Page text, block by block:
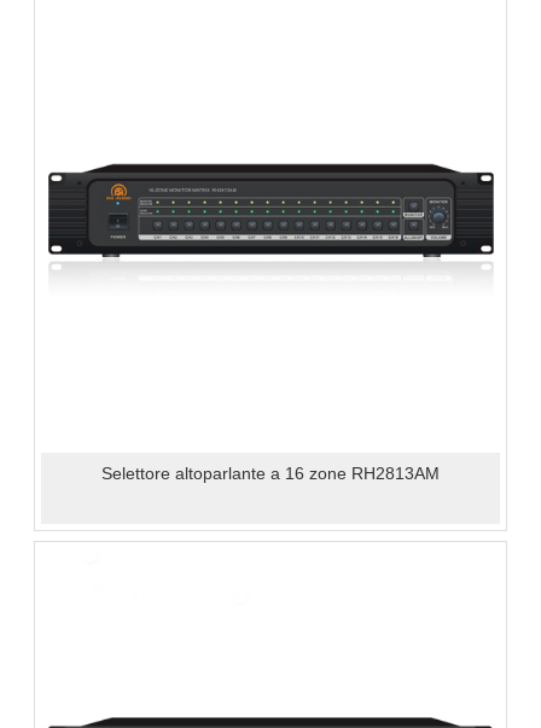
Selettore altoparlante a 16 zone RH2813AM